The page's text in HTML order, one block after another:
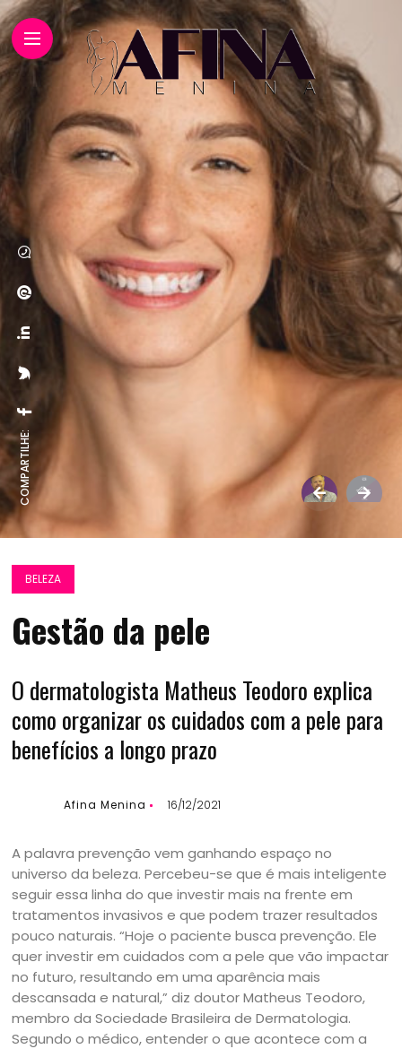
COMPARTILHE:
BELEZA
Gestão da pele
O dermatologista Matheus Teodoro explica
como organizar os cuidados com a pele para
benefícios a longo prazo
Afina Menina 16/12/2021
A palavra prevenção vem ganhando espaço no
universo da beleza. Percebeu-se que é mais inteligente
seguir essa linha do que investir mais na frente em
tratamentos invasivos e que podem trazer resultados
pouco naturais. “Hoje o paciente busca prevenção. Ele
quer investir em cuidados com a pele que vão impactar
no futuro, resultando em uma aparência mais
descansada e natural,” diz doutor Matheus Teodoro,
membro da Sociedade Brasileira de Dermatologia.
Segundo o médico, entender o que acontece com a